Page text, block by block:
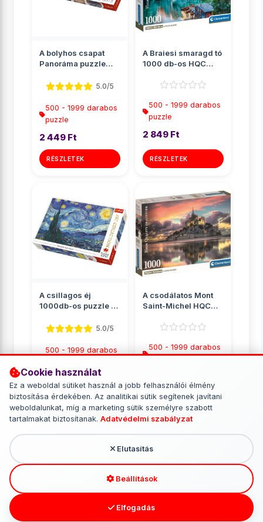
Cookie használat
Ez a weboldal sütiket használ a jobb felhasználói élmény
biztosítása érdekében. Az analitikai sütik segítenek javítani
weboldalunkat, míg a marketing sütik személyre szabott
tartalmakat biztosítanak. Adatvédelmi szabályzat
Elutasítás
Beállítások
Elfogadás
A bolyhos csapat
Panoráma puzzle
5.0/5
500 - 1999 darabos
puzzle
2 449 Ft
RÉSZLETEK
A Braiesi smaragd tó
1000 db-os HQC
Cle...
500 - 1999 darabos
puzzle
2 849 Ft
RÉSZLETEK
A csillagos éj
1000db-os puzzle -
5.0/5
500 - 1999 darabos
2 890 Ft
RÉSZLETEK
A csodálatos Mont
Saint-Michel HQC
poszter...
500 - 1999 darabos
RÉSZLETEK
További termékek - 500 - 1999
darabos puzzle